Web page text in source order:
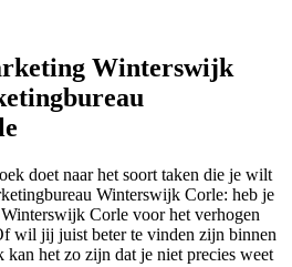
Winterswijk
doet naar het soort taken die je wilt
Winterswijk Corle: heb je
Corle voor het verhogen
wil jij juist beter te vinden zijn binnen
het zo zijn dat je niet precies weet